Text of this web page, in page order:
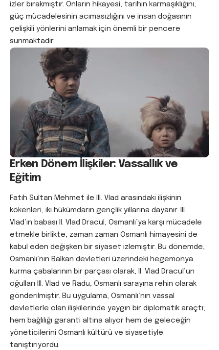
izler bırakmıştır. Onların hikayesi, tarihin karmaşıklığını,
güç mücadelesinin acımasızlığını ve insan doğasının
çelişkili yönlerini anlamak için önemli bir pencere
sunmaktadır.
Erken Dönem İlişkiler: Vassallık ve
Eğitim
Fatih Sultan Mehmet ile III. Vlad arasındaki ilişkinin
kökenleri, iki hükümdarın gençlik yıllarına dayanır. III.
Vlad’ın babası II. Vlad Dracul, Osmanlı’ya karşı mücadele
etmekle birlikte, zaman zaman Osmanlı himayesini de
kabul eden değişken bir siyaset izlemiştir. Bu dönemde,
Osmanlı’nın Balkan devletleri üzerindeki hegemonya
kurma çabalarının bir parçası olarak, II. Vlad Dracul’un
oğulları III. Vlad ve Radu, Osmanlı sarayına rehin olarak
gönderilmiştir. Bu uygulama, Osmanlı’nın vassal
devletlerle olan ilişkilerinde yaygın bir diplomatik araçtı;
hem bağlılığı garanti altına alıyor hem de geleceğin
yöneticilerini Osmanlı kültürü ve siyasetiyle
tanıştırıyordu.